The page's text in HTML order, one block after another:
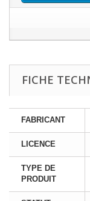
FICHE
FABRICANT
LICENCE
TYPE DE
PRODUIT